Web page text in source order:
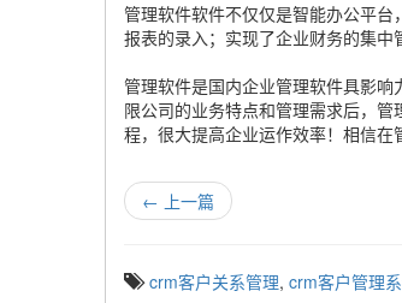
管理软件软件不仅仅是智能办公平
报表的录入；实现了企业财务的集中
管理软件是国内企业管理软件具影
限公司的业务特点和管理需求后，
程，很大提高企业运作效率！相信在
← 上一篇
Tcrm客户关系管理, crm客户管理